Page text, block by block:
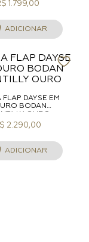
1.799,00
ADICIONAR
FLAP DAYSE EM
BODAN
OURO
2.290,00
ADICIONAR